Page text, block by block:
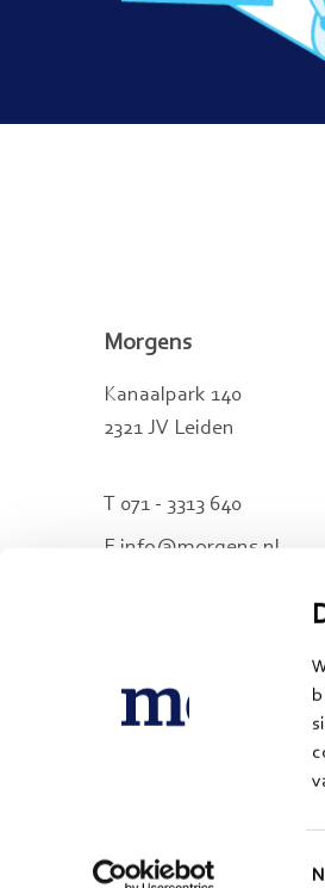
Morgens
Kanaalpark 140
2321 JV Leiden
T 071 - 3313 640
E info@morgens.nl
LinkedIn